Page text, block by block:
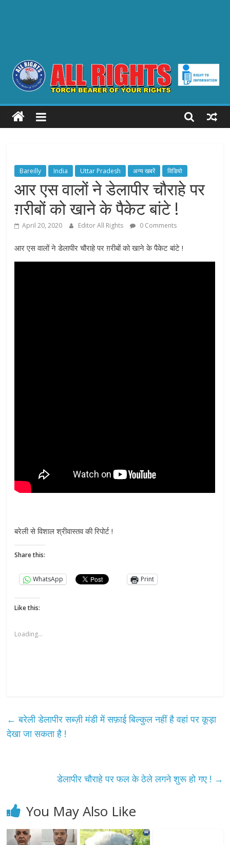
ALL
RIGHTS
Bearer
your
Rights
Bareilly India Uttar Pradesh अन्य खबरें विडियो
आर एस वालों ने डेलापीर चौराहे पर
ग़रीबों को खाने के पैकेट बांटे !
April 20, 2020 Editor All Rights 0 Comments
आर एस वालों ने डेलापीर चौराहे पर ग़रीबों को खाने के पैकेट बांटे !
बरेली से विशाल श्रीवास्तव की रिपोर्ट !
Share this:
WhatsApp Print
Like this:
Loading...
← बरेली डेलापीर सब्ज़ी मंडी में सफ़ाई बिल्कुल नहीं है वहां पर कूड़ा
देखा जा सकता है !
डेलापीर चौराहे पर फल के ठेले लगने शुरू हो गए ! →
You May Also Like